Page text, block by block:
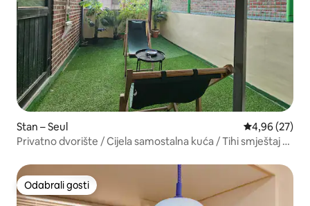
Stan – Seul Prosječna
4,96 (27)
Privatno dvorište / Cijela samostalna kuća / Tihi smještaj / 1
osoba / KSPO, Lotte World, rijeka Han kod Ttukseoma
Vrhunac sezone / Dugoročni boravak
Odabrali gosti
Odabrali gosti